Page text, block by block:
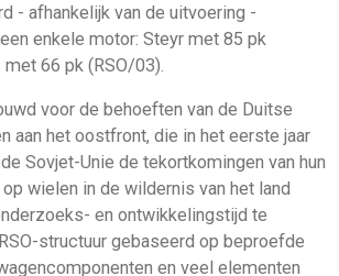
- afhankelijk van de uitvoering -
enkele motor: Steyr met 85 pk
66 pk (RSO/03).
voor de behoeften van de Duitse
aan het oostfront, die in het eerste jaar
Sovjet-Unie de tekortkomingen van hun
wielen in de wildernis van het land
en ontwikkelingstijd te
structuur gebaseerd op beproefde
en veel elementen